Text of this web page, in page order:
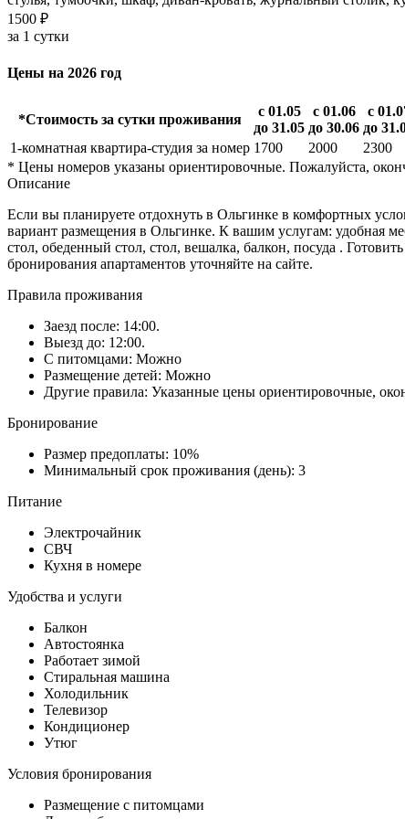
1500 ₽
за 1 сутки
Цены на 2026 год
*Стоимость за сутки проживания
с 01.05
до 31.05
с 01.06
до 30.06
с
до
1-комнатная квартира-студия за номер 1700 2000 2300
* Цены номеров указаны ориентировочные. Пожалуйста,
Описание
Если вы планируете отдохнуть в Ольгинке в комфортных
вариант размещения в Ольгинке. К вашим услугам: удобная
стол, обеденный стол, стол, вешалка, балкон, посуда .
бронирования апартаментов уточняйте на сайте.
Правила проживания
Заезд после: 14:00.
Выезд до: 12:00.
С питомцами: Можно
Размещение детей: Можно
Другие правила: Указанные цены ориентировочные,
Бронирование
Размер предоплаты: 10%
Минимальный срок проживания (день): 3
Питание
Электрочайник
СВЧ
Кухня в номере
Удобства и услуги
Балкон
Автостоянка
Работает зимой
Стиральная машина
Холодильник
Телевизор
Кондиционер
Утюг
Условия бронирования
Размещение с питомцами